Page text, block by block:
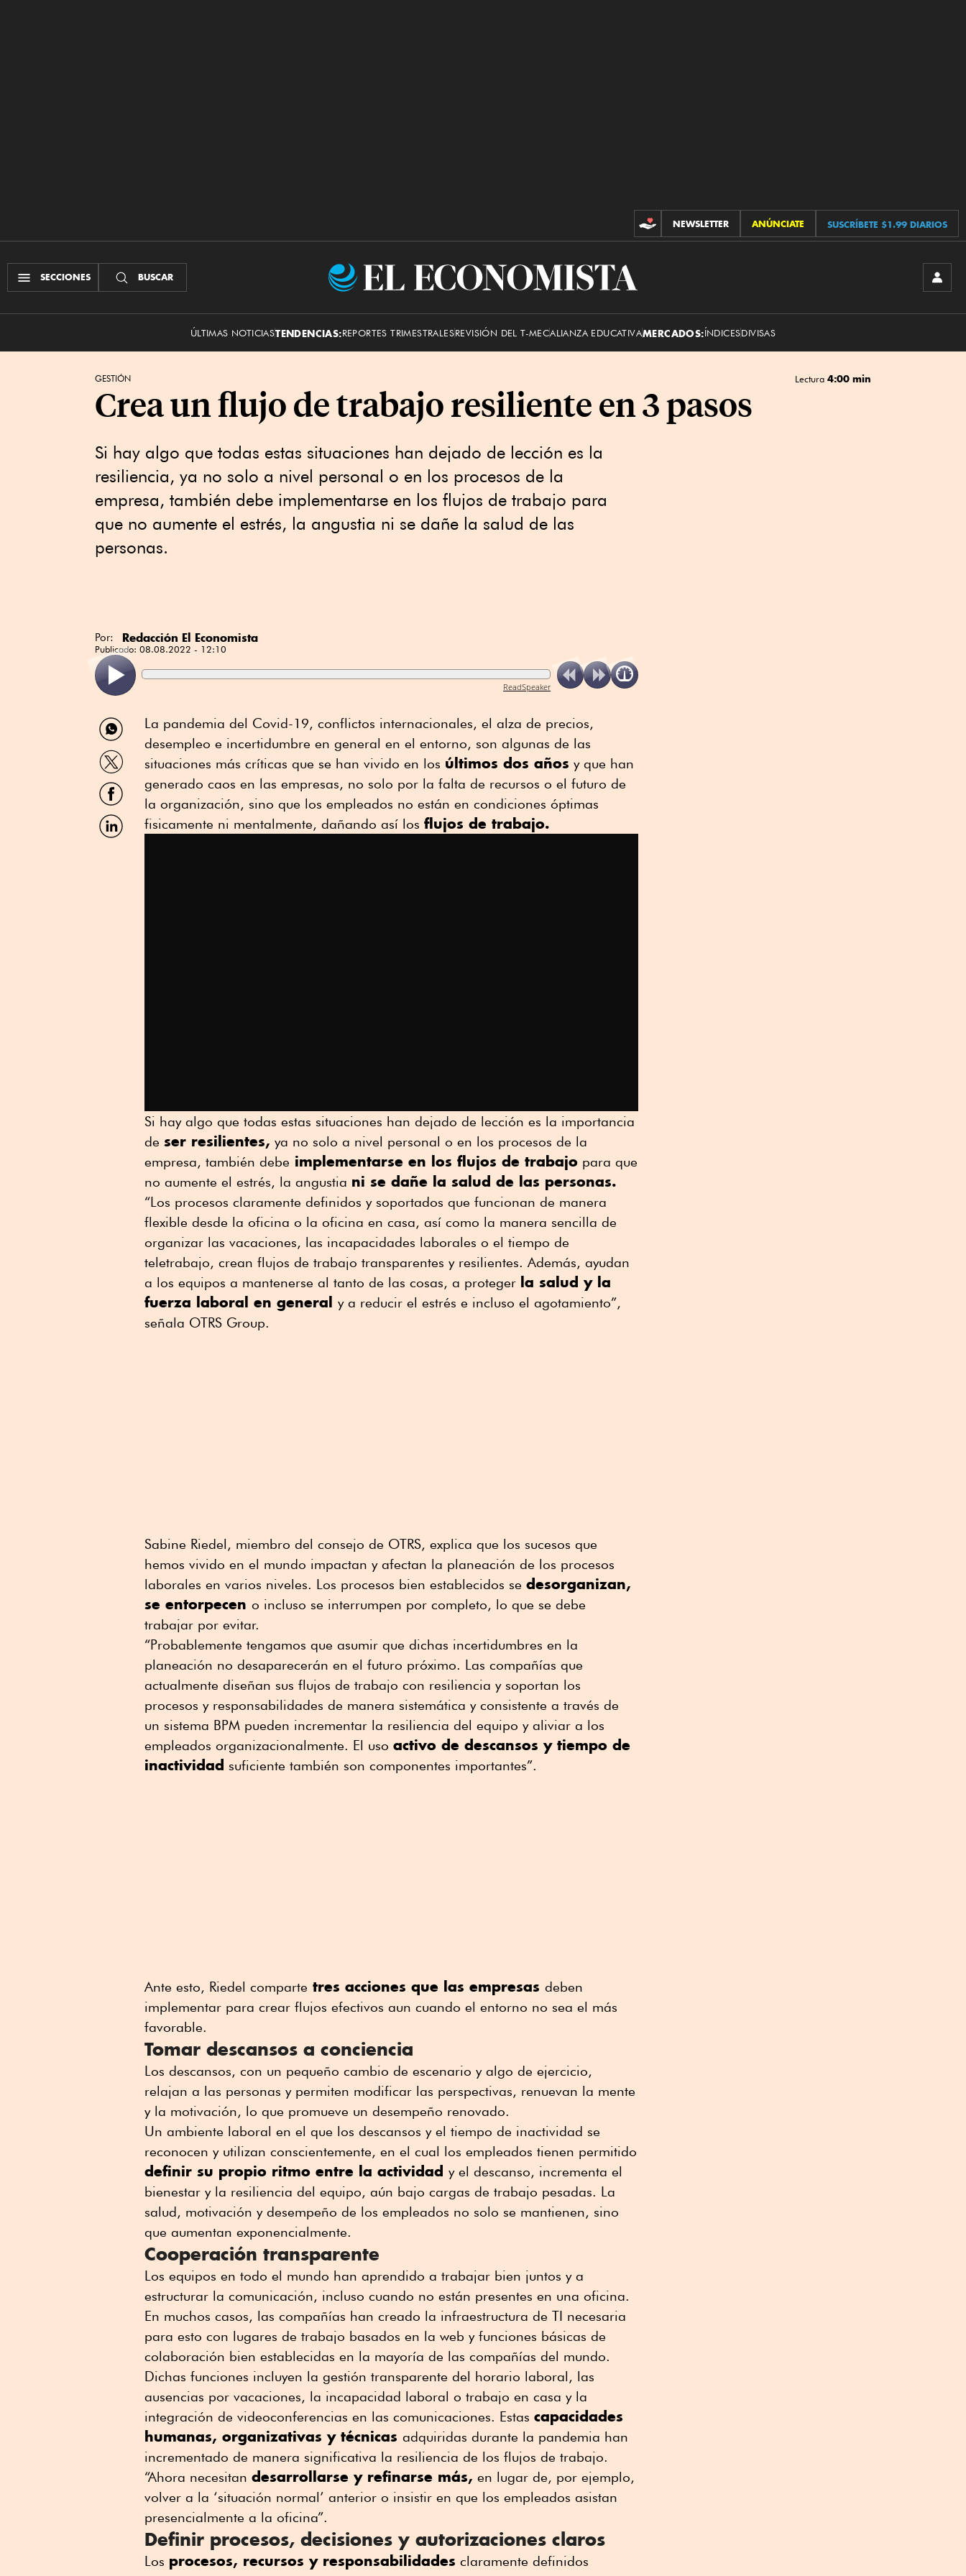
CONTRIBUCIONES
NEWSLETTER ANÚNCIATE SUSCRÍBETE $1.99 DIARIOS
SECCIONES BUSCAR
El
ÚLTIMAS NOTICIASTENDENCIAS:REPORTES TRIMESTRALESREVISIÓN DEL T-MECALIANZA EDUCATIVAMERCADOS:ÍNDICESDIVISAS
GESTIÓN Lectura 4:00 min
Crea un flujo de trabajo resiliente en 3 pasos
Si hay algo que todas estas situaciones han dejado de lección es la
resiliencia, ya no solo a nivel personal o en los procesos de la
empresa, también debe implementarse en los flujos de trabajo para
que no aumente el estrés, la angustia ni se dañe la salud de las
personas.
Por: Redacción El Economista
Publicado: 08.08.2022 - 12:10
ReadSpeaker
Compartir
por
WhatsApp
Compartir
por
Twitter
Compartir
por
Facebook
Compartir
por
La pandemia del Covid-19, conflictos internacionales, el alza de precios,
desempleo e incertidumbre en general en el entorno, son algunas de las
situaciones más críticas que se han vivido en los últimos dos años y que han
generado caos en las empresas, no solo por la falta de recursos o el futuro de
la organización, sino que los empleados no están en condiciones óptimas
fisicamente ni mentalmente, dañando así los flujos de trabajo.
Si hay algo que todas estas situaciones han dejado de lección es la importancia
de ser resilientes, ya no solo a nivel personal o en los procesos de la
empresa, también debe implementarse en los flujos de trabajo para que
no aumente el estrés, la angustia ni se dañe la salud de las personas.
“Los procesos claramente definidos y soportados que funcionan de manera
flexible desde la oficina o la oficina en casa, así como la manera sencilla de
organizar las vacaciones, las incapacidades laborales o el tiempo de
teletrabajo, crean flujos de trabajo transparentes y resilientes. Además, ayudan
a los equipos a mantenerse al tanto de las cosas, a proteger la salud y la
fuerza laboral en general y a reducir el estrés e incluso el agotamiento”,
señala OTRS Group.
Sabine Riedel, miembro del consejo de OTRS, explica que los sucesos que
hemos vivido en el mundo impactan y afectan la planeación de los procesos
laborales en varios niveles. Los procesos bien establecidos se desorganizan,
se entorpecen o incluso se interrumpen por completo, lo que se debe
trabajar por evitar.
“Probablemente tengamos que asumir que dichas incertidumbres en la
planeación no desaparecerán en el futuro próximo. Las compañías que
actualmente diseñan sus flujos de trabajo con resiliencia y soportan los
procesos y responsabilidades de manera sistemática y consistente a través de
un sistema BPM pueden incrementar la resiliencia del equipo y aliviar a los
empleados organizacionalmente. El uso activo de descansos y tiempo de
inactividad suficiente también son componentes importantes”.
Ante esto, Riedel comparte tres acciones que las empresas deben
implementar para crear flujos efectivos aun cuando el entorno no sea el más
favorable.
Tomar descansos a conciencia
Los descansos, con un pequeño cambio de escenario y algo de ejercicio,
relajan a las personas y permiten modificar las perspectivas, renuevan la mente
y la motivación, lo que promueve un desempeño renovado.
Un ambiente laboral en el que los descansos y el tiempo de inactividad se
reconocen y utilizan conscientemente, en el cual los empleados tienen permitido
definir su propio ritmo entre la actividad y el descanso, incrementa el
bienestar y la resiliencia del equipo, aún bajo cargas de trabajo pesadas. La
salud, motivación y desempeño de los empleados no solo se mantienen, sino
que aumentan exponencialmente.
Cooperación transparente
Los equipos en todo el mundo han aprendido a trabajar bien juntos y a
estructurar la comunicación, incluso cuando no están presentes en una oficina.
En muchos casos, las compañías han creado la infraestructura de TI necesaria
para esto con lugares de trabajo basados en la web y funciones básicas de
colaboración bien establecidas en la mayoría de las compañías del mundo.
Dichas funciones incluyen la gestión transparente del horario laboral, las
ausencias por vacaciones, la incapacidad laboral o trabajo en casa y la
integración de videoconferencias en las comunicaciones. Estas capacidades
humanas, organizativas y técnicas adquiridas durante la pandemia han
incrementado de manera significativa la resiliencia de los flujos de trabajo.
“Ahora necesitan desarrollarse y refinarse más, en lugar de, por ejemplo,
volver a la ‘situación normal’ anterior o insistir en que los empleados asistan
presencialmente a la oficina”.
Definir procesos, decisiones y autorizaciones claros
Los procesos, recursos y responsabilidades claramente definidos